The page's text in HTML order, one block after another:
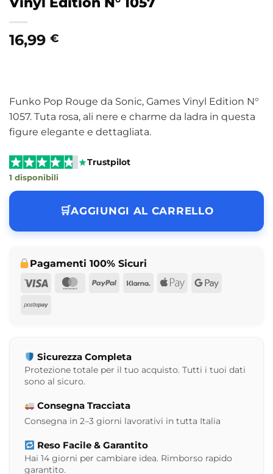
16,99 €
Funko Pop Rouge da Sonic, Games Vinyl Edition N°
1057. Tuta rosa, ali nere e charme da ladra in questa
figure elegante e dettagliata.
Trustpilot
1 disponibili
AGGIUNGI AL CARRELLO
Pagamenti 100% Sicuri
Visa
MasterCard
PayPalKlarna Apple Google
Postepay
Sicurezza Completa
Protezione totale per il tuo acquisto. Tutti i tuoi dati
sono al sicuro.
Consegna Tracciata
Consegna in 2–3 giorni lavorativi in tutta Italia
Reso Facile & Garantito
Hai 14 giorni per cambiare idea. Rimborso rapido
garantito.